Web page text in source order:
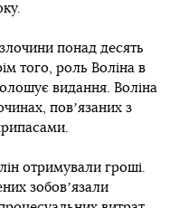
понад десять
того, роль Воліна в
видання. Воліна
повʼязаних з
отримували гроші.
зобовʼязали